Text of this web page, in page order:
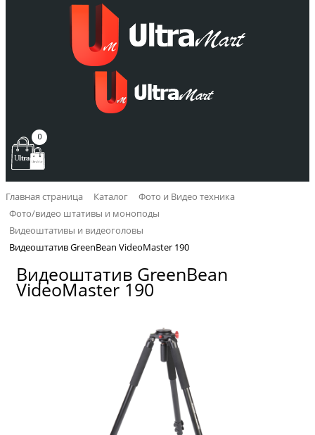
0
Главная страница Каталог
Фото и Видео техника
Фото/видео штативы и моноподы
Видеоштативы и видеоголовы
Видеоштатив GreenBean VideoMaster 190
Видеоштатив GreenBean
VideoMaster 190